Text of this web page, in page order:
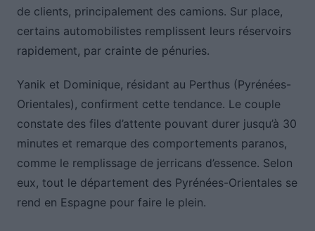
de clients, principalement des camions. Sur place,
certains automobilistes remplissent leurs réservoirs
rapidement, par crainte de pénuries.
Yanik et Dominique, résidant au Perthus (Pyrénées-
Orientales), confirment cette tendance. Le couple
constate des files d’attente pouvant durer jusqu’à 30
minutes et remarque des comportements paranos,
comme le remplissage de jerricans d’essence. Selon
eux, tout le département des Pyrénées-Orientales se
rend en Espagne pour faire le plein.